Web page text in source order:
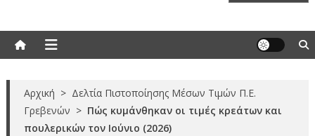
Αρχική > Δελτία Πιστοποίησης Μέσων Τιμών Π.Ε.
Γρεβενών > Πώς κυμάνθηκαν οι τιμές κρεάτων και
πουλερικών τον Ιούνιο (2026)